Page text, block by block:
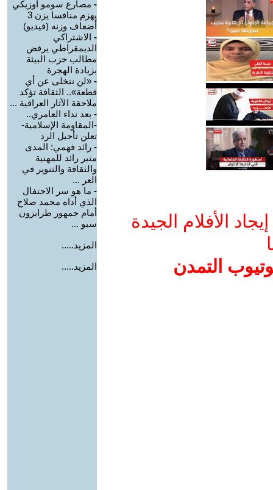
الأفلام الجيدة
التمدن
- مصارع سومو أوزبكي
يهزم منافسا يزن 3
أضعاف وزنه (فيديو)
- الاشتراكي
الديمقراطي يرفض
مطالب حزب البيئة
بزيادة الهجرة
- «لن نتخلى عن أي
قطعة».. الثقافة تؤكد
ملاحقة الآثار العراقية ...
- بعد نداء العامري..
-المقاومة الإسلامية-
تعلن تأجيل الرد
- رائد فهمي: المدى
منبر رائد للمهنية
والثقافة والتنوير في
العر ...
- ما هو سر الاحتفال
الذي أداه محمد صلاح
أمام جمهور طرابزون
سبو ...
المزيد.....
المزيد.....